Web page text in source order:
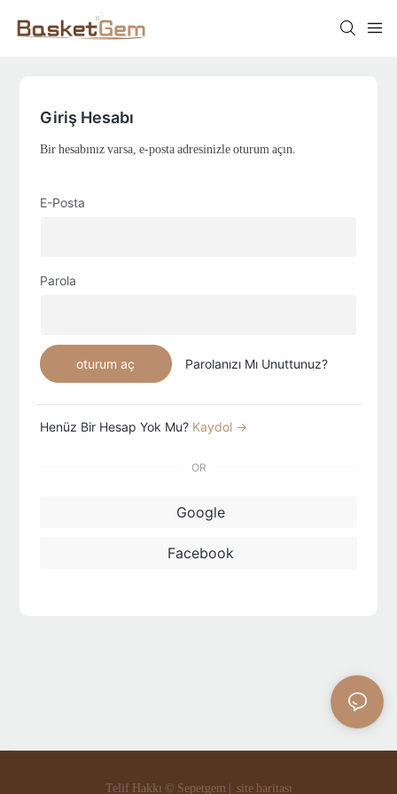
Giriş Hesabı
Bir hesabınız varsa, e-posta adresinizle oturum açın.
E-Posta
Parola
oturum aç Parolanızı Mı Unuttunuz?
Henüz Bir Hesap Yok Mu? Kaydol →
OR
Google
Facebook
Telif Hakkı © Sepetgem | site haritası